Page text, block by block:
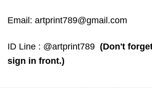
Email: artprint789@gmail.com
ID Line : @artprint789 (Don't
sign in front.)